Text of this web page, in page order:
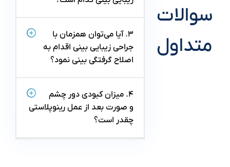
سوالات
متداول
۳. آیا می‌توان همزمان با
جراحی زیبایی بینی اقدام به
اصلاح گرفتگی بینی نمود؟
۴. میزان کبودی دور چشم
و صورت بعد از عمل رینوپلاستی
چقدر است؟